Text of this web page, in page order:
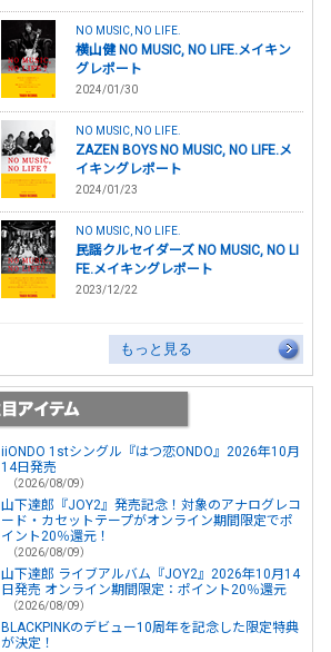
NO MUSIC, NO LIFE.
横山健 NO MUSIC, NO LIFE.メイキン
グレポート
2024/01/30
NO MUSIC, NO LIFE.
ZAZEN BOYS NO MUSIC, NO LIFE.メ
イキングレポート
2024/01/23
NO MUSIC, NO LIFE.
民謡クルセイダーズ NO MUSIC, NO LI
FE.メイキングレポート
2023/12/22
もっと見る
iiONDO 1stシングル『はつ恋ONDO』2026年10月
14日発売
（2026/08/09）
山下達郎『JOY2』発売記念！対象のアナログレコ
ード・カセットテープがオンライン期間限定でポ
イント20％還元！
（2026/08/09）
山下達郎 ライブアルバム『JOY2』2026年10月14
日発売 オンライン期間限定：ポイント20％還元
（2026/08/09）
BLACKPINKのデビュー10周年を記念した限定特典
が決定！